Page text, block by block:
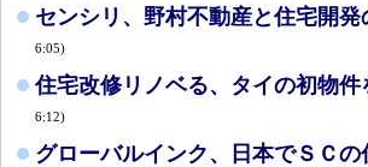
センシリ、野村不動産と住宅開発
6:05)
住宅改修リノベる、タイの初物件
6:12)
グローバルインク、日本でＳＣの